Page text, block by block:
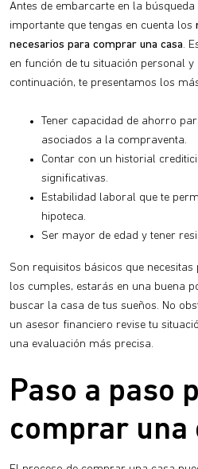
Antes de embarcarte en la búsqueda
importante que tengas en cuenta los
necesarios para comprar una casa.
en función de tu situación personal y
continuación, te presentamos los
Tener capacidad de ahorro
asociados a la compraventa.
Contar con un historial
significativas.
Estabilidad laboral que te
hipoteca.
Ser mayor de edad y tener
Son requisitos básicos que
los cumples, estarás en una buena
buscar la casa de tus sueños. No
un asesor financiero revise tu
una evaluación más precisa.
Paso a paso
comprar una